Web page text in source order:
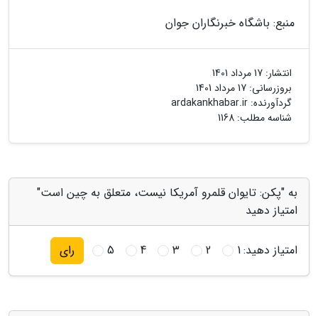
منبع: باشگاه خبرنگاران جوان
انتشار: 17 مرداد 1401
بروزرسانی: 17 مرداد 1401
گردآورنده: ardakankhabar.ir
شناسه مطلب: 1168
به "پکن: تایوان قلمرو آمریکا نیست، متعلق به چین است"
امتیاز دهید
امتیاز دهید:1
2
3
4
5 رای